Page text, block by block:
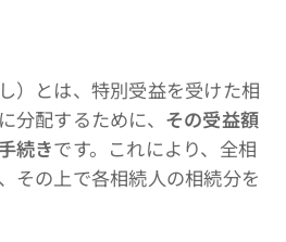
）とは、特別受益を受けた相
分配するために、 その受益額
続きです。これにより、全相
その上で各相続人の相続分を